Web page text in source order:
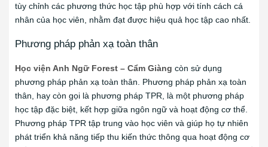
tùy chỉnh các phương thức học tập phù hợp với tính cách cá
nhân của học viên, nhằm đạt được hiệu quả học tập cao nhất.
Phương pháp phản xạ toàn thân
Học viện Anh Ngữ Forest – Cẩm Giàng còn sử dụng
phương pháp phản xạ toàn thân. Phương pháp phản xạ toàn
thân, hay còn gọi là phương pháp TPR, là một phương pháp
học tập đặc biệt, kết hợp giữa ngôn ngữ và hoạt động cơ thể.
Phương pháp TPR tập trung vào học viên và giúp họ tự nhiên
phát triển khả năng tiếp thu kiến thức thông qua hoạt động cơ